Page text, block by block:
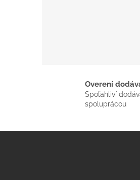
Overení
Spoľahliví
spoluprácou